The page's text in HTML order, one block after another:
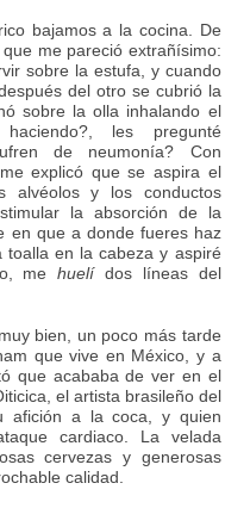
bajamos a la cocina. De
me pareció extrañísimo:
sobre la estufa, y cuando
del otro se cubrió la
sobre la olla inhalando el
les pregunté
de neumonía? Con
explicó que se aspira el
alvéolos y los conductos
la absorción de la
en que a donde fueres haz
en la cabeza y aspiré
mehuelídos líneas del
bien, un poco más tarde
que vive en México, y a
que acababa de ver en el
el artista brasileño del
afición a la coca, y quien
cardiaco. La velada
cervezas y generosas
calidad.